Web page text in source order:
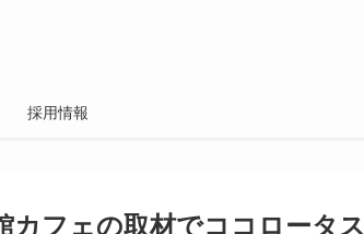
採用情報
カフェの取材でココロータス